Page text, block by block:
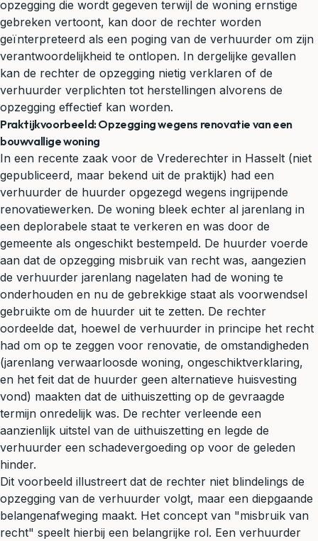
opzegging die wordt gegeven terwijl de woning ernstige
gebreken vertoont, kan door de rechter worden
geïnterpreteerd als een poging van de verhuurder om zijn
verantwoordelijkheid te ontlopen. In dergelijke gevallen
kan de rechter de opzegging nietig verklaren of de
verhuurder verplichten tot herstellingen alvorens de
opzegging effectief kan worden.
Praktijkvoorbeeld: Opzegging wegens renovatie van een
bouwvallige woning
In een recente zaak voor de Vrederechter in Hasselt (niet
gepubliceerd, maar bekend uit de praktijk) had een
verhuurder de huurder opgezegd wegens ingrijpende
renovatiewerken. De woning bleek echter al jarenlang in
een deplorabele staat te verkeren en was door de
gemeente als ongeschikt bestempeld. De huurder voerde
aan dat de opzegging misbruik van recht was, aangezien
de verhuurder jarenlang nagelaten had de woning te
onderhouden en nu de gebrekkige staat als voorwendsel
gebruikte om de huurder uit te zetten. De rechter
oordeelde dat, hoewel de verhuurder in principe het recht
had om op te zeggen voor renovatie, de omstandigheden
(jarenlang verwaarloosde woning, ongeschiktverklaring,
en het feit dat de huurder geen alternatieve huisvesting
vond) maakten dat de uithuiszetting op de gevraagde
termijn onredelijk was. De rechter verleende een
aanzienlijk uitstel van de uithuiszetting en legde de
verhuurder een schadevergoeding op voor de geleden
hinder.
Dit voorbeeld illustreert dat de rechter niet blindelings de
opzegging van de verhuurder volgt, maar een diepgaande
belangenafweging maakt. Het concept van "misbruik van
recht" speelt hierbij een belangrijke rol. Een verhuurder